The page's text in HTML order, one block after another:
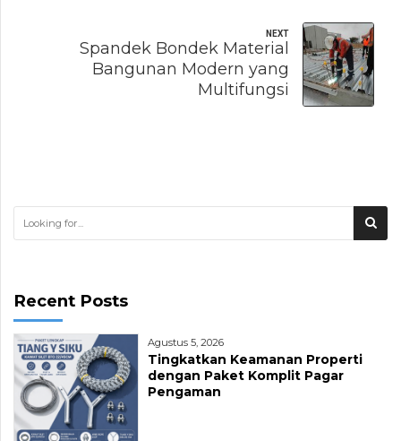
NEXT
Spandek Bondek Material
Bangunan Modern yang
Multifungsi
Recent Posts
Agustus 5, 2026
Tingkatkan Keamanan Properti
dengan Paket Komplit Pagar
Pengaman